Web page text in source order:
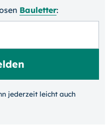
Bauletter:
jeder­zeit leicht auch